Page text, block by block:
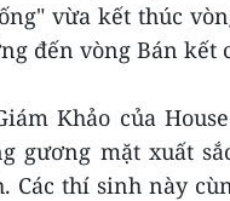
vừa kết thúc
đến vòng Bán kết
Khảo của
gương mặt xuất
Các thí sinh này